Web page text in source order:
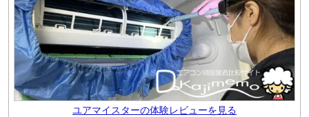
ユアマイスターの体験レビューを見る